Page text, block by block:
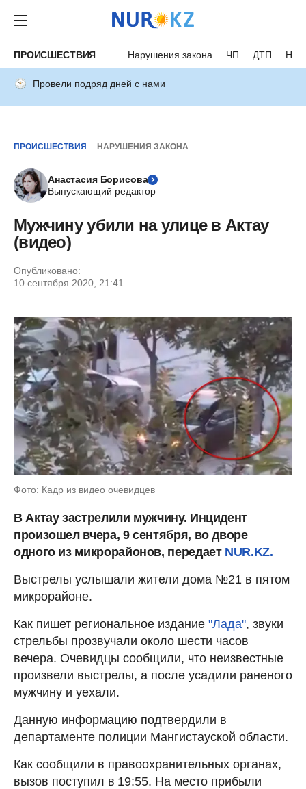
ПРОИСШЕСТВИЯ Нарушения закона ЧП ДТП
Провели подряд дней с нами
ПРОИСШЕСТВИЯ НАРУШЕНИЯ ЗАКОНА
Анастасия Борисова
Выпускающий редактор
Мужчину убили на улице в Актау
(видео)
Опубликовано:
10 сентября 2020, 21:41
Фото: Кадр из видео очевидцев
В Актау застрелили мужчину. Инцидент
произошел вчера, 9 сентября, во дворе
одного из микрорайонов, передает NUR.KZ.
Выстрелы услышали жители дома №21 в пятом
микрорайоне.
Как пишет региональное издание "Лада", звуки
стрельбы прозвучали около шести часов
вечера. Очевидцы сообщили, что неизвестные
произвели выстрелы, а после усадили раненого
мужчину и уехали.
Данную информацию подтвердили в
департаменте полиции Мангистауской области.
Как сообщили в правоохранительных органах,
вызов поступил в 19:55. На место прибыли